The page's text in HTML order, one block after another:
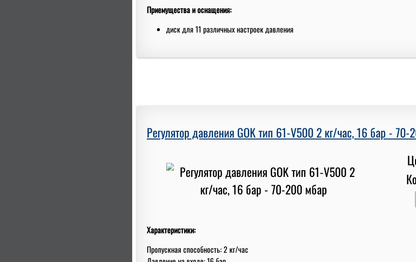
Приемущества и оснащения:
диск для 11 различных настроек давления
Регулятор давления GOK тип 61-V500 2 кг/час, 16 бар -
Характеристики:
Пропускная способность: 2 кг/час